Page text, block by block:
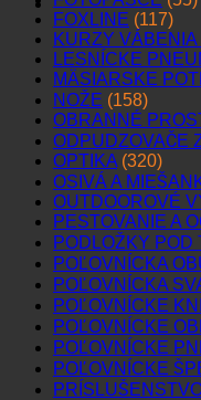
FOXLINE (117)
KURZY VÁBENIA
LESNÍCKE
MÄSIARSKE
NOŽE (158)
OBRANNÉ
ODPUDZOVAČE
OPTIKA (320)
OSIVÁ A
OUTDOOROVÉ
PESTOVANIE A
PODLOŽKY POD
POĽOVNÍCKA
POĽOVNÍCKA
POĽOVNÍCKE
POĽOVNÍCKE
POĽOVNÍCKE
POĽOVNÍCKE